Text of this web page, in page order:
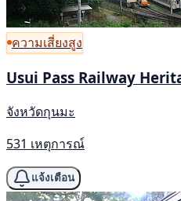
ความเสี่ยงสูง
Usui Pass Railway
จังหวัดกุนมะ
531 เหตุการณ์
แจ้งเตือน